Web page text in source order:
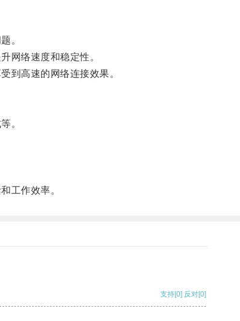
。
网络速度和稳定性。
到高速的网络连接效果。
。
工作效率。
支持[0] 反对[0]